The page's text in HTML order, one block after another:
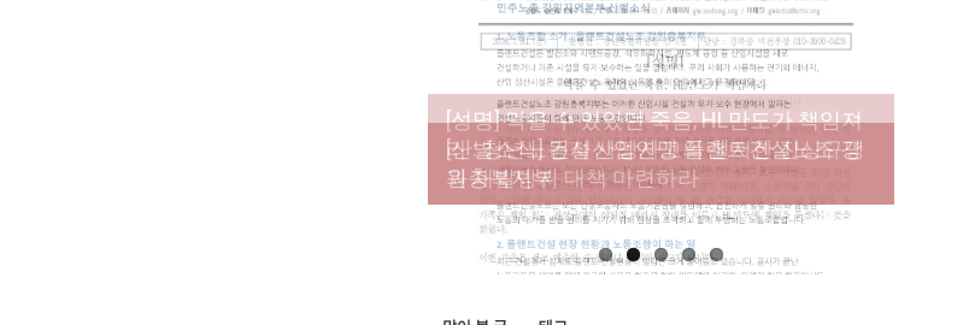
[성명] 막을 수 있었던 죽음, HL만도가 책임져
라 : 청년노동자 사망사고의 철저한 진상규명
과 재발방지 대책 마련하라
[산별소식] 건설산업연맹 플랜트건설노조 강
원충북지부
[강릉,속초,원주,춘천] 폭염감시단 사업 이모저
모
[조합원☆인터뷰] 서비스연맹 전국학교비정
규직노동조합 강원지부 김유미 춘천지회장
[본부소식] 강원지역 노동자 합창단 모임